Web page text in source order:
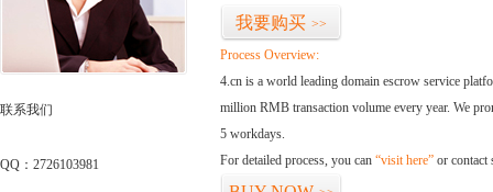
联系我们
QQ：2726103981
我要购买 >>
Process Overview:
4.cn is a world leading domain escrow service
million RMB transaction volume every year. We
5 workdays.
For detailed process, you can “visit here” or contact